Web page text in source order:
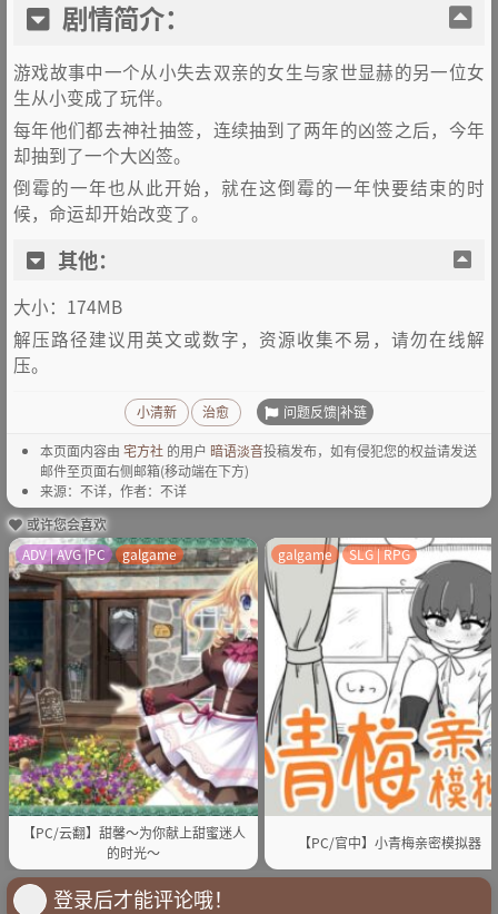
剧情简介：
游戏故事中一个从小失去双亲的女生与家世显赫的另一位女
生从小变成了玩伴。
每年他们都去神社抽签，连续抽到了两年的凶签之后，今年
却抽到了一个大凶签。
倒霉的一年也从此开始，就在这倒霉的一年快要结束的时
候，命运却开始改变了。
其他：
大小：174MB
解压路径建议用英文或数字，资源收集不易，请勿在线解
压。
小清新 治愈 问题反馈|补链
本页面内容由 宅方社 的用户 暗语淡音投稿发布，如有侵犯您的权益请发送
邮件至页面右侧邮箱(移动端在下方)
来源：不详，作者：不详
或许您会喜欢
【PC/云翻】甜馨～为你献上甜蜜迷人
的时光～
ADV | AVG |PC galgame
【PC/官中】小青梅亲密模拟器
galgame SLG | RPG
登录后才能评论哦！